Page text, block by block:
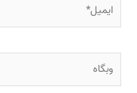
وبگاه